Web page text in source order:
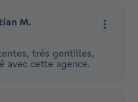
M.
très gentilles,
avec cette agence.